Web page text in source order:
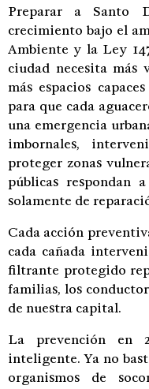
Preparar a Santo
crecimiento bajo el
Ambiente y la Ley
ciudad necesita más
más espacios
para que cada
una emergencia
imbornales,
proteger zonas
públicas respondan
solamente de
Cada acción
cada cañada
filtrante protegido
familias, los
de nuestra capital.
La prevención en
inteligente. Ya no
organismos de